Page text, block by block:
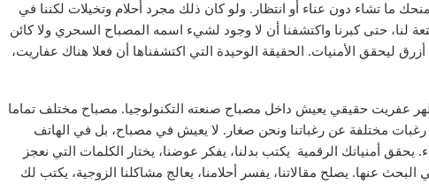
ما تشاء دون عناء أو انتظار. ولو كان ذلك مجرد أحلام وتخيلات لكننا في
لنا، حتى كبرنا واكتشفنا أن لا وجود لشيء اسمه المصباح السحري ولا كائن
ليحقق الأمنيات. الحقيقة الوحيدة التي اكتشفناها أن فعلا هناك عفاريت،
ظهر عفريت حقيقي يعيش داخل مصباح صنعته التكنولوجيا. مصباح مختلف تماما
مختلفة عن رغباتنا ونحن صغار. لا يعيش في مصباح، بل في الهاتف
يحقق أمنياتك الرقمية يكتب بدلنا، يفكر عوضنا، يختار الكلمات التي نعجز
عنها. يصلح مقالاتنا، يفسر أحلامنا، يعالج مشاكلنا الزوجية، يكتب لك